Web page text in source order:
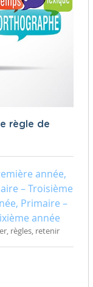
règle de
année,
– Troisième
Primaire –
année
règles, retenir